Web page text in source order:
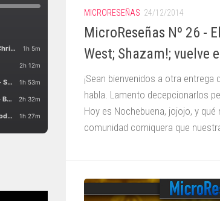
MICRORESEÑAS 24/12/2014
MicroReseñas Nº 26 -
West; Shazam!; vuelve
¡Sean bienvenidos a otra entrega
habla. Lamento decepcionarlos
Hoy es Nochebuena, jojojo, y qué
comunidad comiquera que